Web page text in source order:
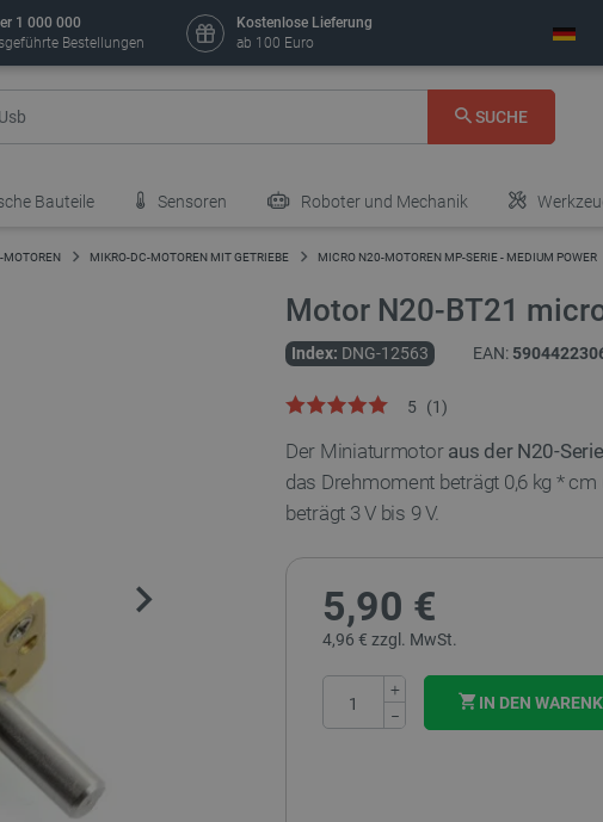
1 000 000
Bestellungen
Kostenlose Lieferung
ab 100 Euro
SUCHE
Bauteile Sensoren Roboter und Mechanik
MOTOREN MIKRO-DC-MOTOREN MIT GETRIEBE MICRO N20-MOTOREN MP-SERIE - MEDIUM POWER
Motor N20-BT21
Index: DNG-12563 EAN:
5 (1)
Der Miniaturmotor aus der N20-Serie
das Drehmoment beträgt 0,6 kg *
beträgt 3 V bis 9 V.
5,90 €
4,96 € zzgl. MwSt.
+
−
IN DEN